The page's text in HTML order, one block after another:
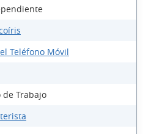
Teléfono Móvil
de Trabajo